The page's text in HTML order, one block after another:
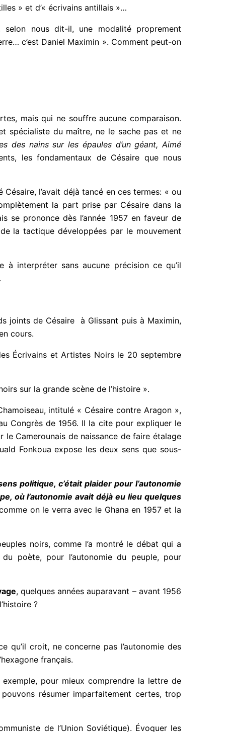
» et d’« écrivains antillais »…
nous dit-il, une modalité proprement
c’est Daniel Maximin ». Comment peut-on
mais qui ne souffre aucune comparaison.
spécialiste du maître, ne le sache pas et ne
des nains sur les épaules d’un géant, Aimé
les fondamentaux de Césaire que nous
Césaire, l’avait déjà tancé en ces termes: « ou
la part prise par Césaire dans la
se prononce dès l’année 1957 en faveur de
la tactique développées par le mouvement
à interpréter sans aucune précision ce qu’il
joints de Césaire à Glissant puis à Maximin,
cours.
Écrivains et Artistes Noirs le 20 septembre
sur la grande scène de l’histoire ».
intitulé « Césaire contre Aragon »,
Congrès de 1956. Il la cite pour expliquer le
le Camerounais de naissance de faire étalage
Fonkoua expose les deux sens que sous-
politique, c’était plaider pour l’autonomie
où l’autonomie avait déjà eu lieu quelques
on le verra avec le Ghana en 1957 et la
noirs, comme l’a montré le débat qui a
poète, pour l’autonomie du peuple, pour
, quelques années auparavant – avant 1956
?
qu’il croit, ne concerne pas l’autonomie des
français.
pour mieux comprendre la lettre de
résumer imparfaitement certes, trop
de l’Union Soviétique). Évoquer les